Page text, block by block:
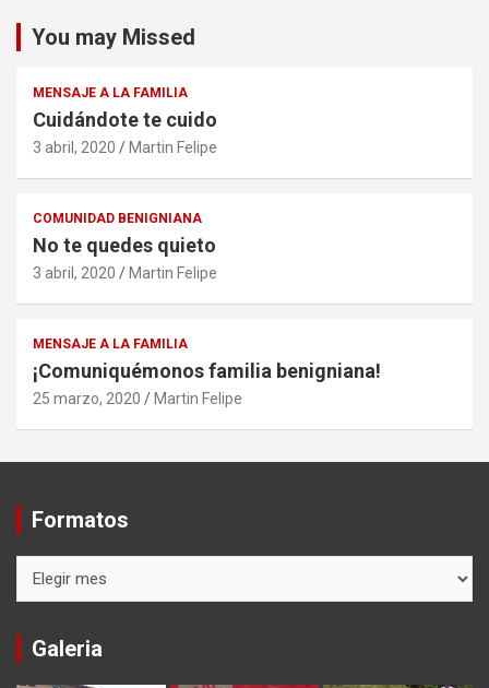
You may Missed
MENSAJE A LA FAMILIA
Cuidándote te cuido
3 abril, 2020 Martin Felipe
COMUNIDAD BENIGNIANA
No te quedes quieto
3 abril, 2020 Martin Felipe
MENSAJE A LA FAMILIA
¡Comuniquémonos familia benigniana!
25 marzo, 2020 Martin Felipe
Formatos
Galeria